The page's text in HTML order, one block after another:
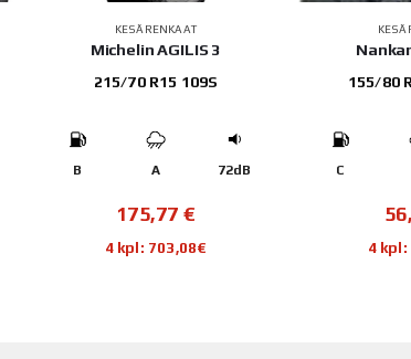
KESÄRENKAAT
Michelin AGILIS 3
215/70 R15 109S
B A 72dB
175,77 €
4 kpl: 703,08€
155/80
C
4 kpl: